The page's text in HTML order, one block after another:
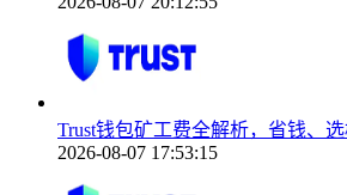
Trust钱包矿工费全解析，省钱、
2026-08-07 17:53:15